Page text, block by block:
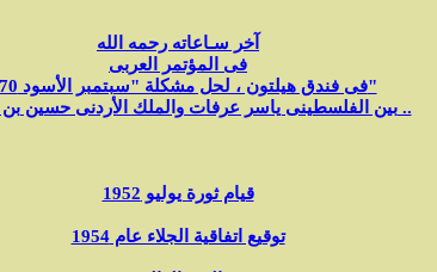
آخر سـاعاته رحمه الله
فى المؤتمر العربى
فى فندق هيلتون ، لحل مشكلة "سبتمبر الأسود 1970"
بين الفلسطينى ياسر عرفات والملك الأردنى حسين بن عبدالله ..
قيام ثورة يوليو 1952
توقيع اتفاقية الجلاء عام 1954